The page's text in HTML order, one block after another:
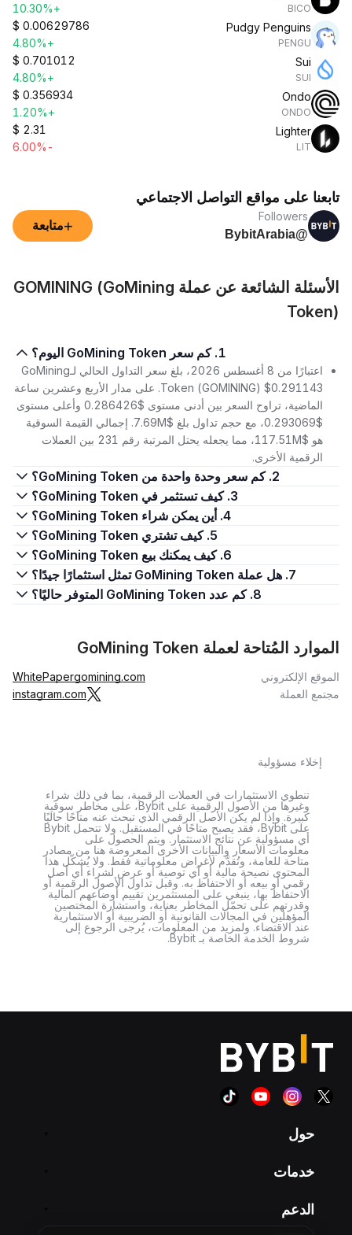
BICO
+10.30%
Pudgy Penguins
PENGU
$ 0.00629786
+4.80%
Sui
SUI
$ 0.701012
+4.80%
Ondo
ONDO
$ 0.356934
+1.20%
Lighter
LIT
$ 2.31
-6.00%
تابعنا على مواقع التواصل الاجتماعي
Followers
@BybitArabia
+متابعة
الأسئلة الشائعة عن عملة GOMINING (GoMining
Token)
1. كم سعر GoMining Token اليوم؟
اعتبارًا من 8 أغسطس 2026، بلغ سعر التداول الحالي لـGoMining
Token (GOMINING) $0.291143. على مدار الأربع وعشرين ساعة
الماضية، تراوح السعر بين أدنى مستوى $0.286426 وأعلى مستوى
$0.293069، مع حجم تداول بلغ $7.69M. إجمالي القيمة السوقية
هو $117.51M، مما يجعله يحتل المرتبة رقم 231 بين العملات
الرقمية الأخرى.
2. كم سعر وحدة واحدة من GoMining Token؟
3. كيف تستثمر في GoMining Token؟
4. أين يمكن شراء GoMining Token؟
5. كيف تشتري GoMining Token؟
6. كيف يمكنك بيع GoMining Token؟
7. هل عملة GoMining Token تمثل استثمارًا جيدًا؟
8. كم عدد GoMining Token المتوفر حاليًا؟
الموارد المُتاحة لعملة GoMining Token
الموقع الإلكتروني gomining.com
WhitePaper
مجتمع العملة
instagram.com
إخلاء مسؤولية
تنطوي الاستثمارات في العملات الرقمية، بما في ذلك شراء
وغيرها من الأصول الرقمية على Bybit، على مخاطر سوقية
كبيرة. وإذا لم يكن الأصل الرقمي الذي تبحث عنه متاحًا حاليًا
على Bybit، فقد يصبح متاحًا في المستقبل. ولا تتحمل Bybit
أي مسؤولية عن نتائج الاستثمار. ويتم الحصول على
معلومات الأسعار والبيانات الأخرى المعروضة هنا من مصادر
متاحة للعامة، وتُقدَّم لأغراض معلوماتية فقط. ولا يُشكّل هذا
المحتوى نصيحة مالية أو أي توصية أو عرض لشراء أي أصل
رقمي أو بيعه أو الاحتفاظ به. وقبل تداول الأصول الرقمية أو
الاحتفاظ بها، ينبغي على المستثمرين تقييم أوضاعهم المالية
وقدرتهم على تحمّل المخاطر بعناية، واستشارة المختصين
المؤهلين في المجالات القانونية أو الضريبية أو الاستثمارية
عند الاقتضاء. ولمزيد من المعلومات، يُرجى الرجوع إلى
شروط الخدمة الخاصة بـ Bybit.
حول
خدمات
الدعم